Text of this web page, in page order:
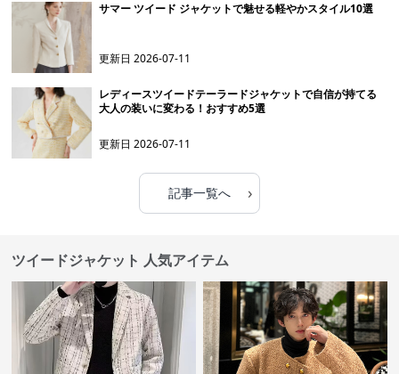
サマー ツイード ジャケットで魅せる軽やかスタイル10選
更新日2026-07-11
レディースツイードテーラードジャケットで自信が持てる
大人の装いに変わる！おすすめ5選
更新日2026-07-11
記事一覧へ ›
ツイードジャケット 人気アイテム